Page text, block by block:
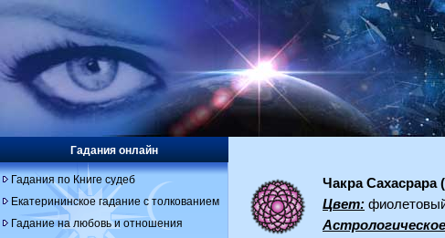
Чакра Сахасрара
Цвет:
Гадания онлайн
Гадания по Книге судеб
Екатерининское гадание с толкованием
Гадание на любовь и отношения